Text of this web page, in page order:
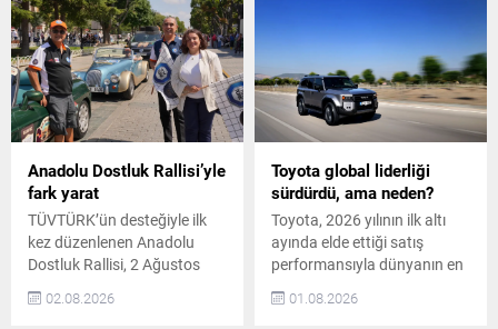
Yüksek sıcaklıklar ve sık
görülen sıcak hava dalgaları
motorlar, soğutma sistemleri
ve motor yağları üzerinde
ekstra yük oluşturur. Bu
durum servislerde daha fazla
kontrol ve yoğun bakım
operasyonu gerektirir. Her
bakım kararının doğru
verilmesi,...
gününde liderlik mücadelesi
veren Ali Türkkan – Bilge
Ayan ikilisi, ikinci gün lider
konumdayken yaşadıkları yol
dışına çıkma sonucu önemli
ölçüde zaman kaybetti.
Buna rağmen rallinin...
Anadolu Dostluk Rallisi’yle
fark yarat
TÜVTÜRK’ün desteğiyle ilk
kez düzenlenen Anadolu
Dostluk Rallisi, 2 Ağustos
Pazar günü coşkulu bir
törenle İstanbul
02.08.2026
Toyota global liderliği
sürdürdü, ama neden?
Toyota, 2026 yılının ilk altı
ayında elde ettiği satış
performansıyla dünyanın en
çok otomobil satan üreticisi
unvanını üst üste yedinci kez
01.08.2026